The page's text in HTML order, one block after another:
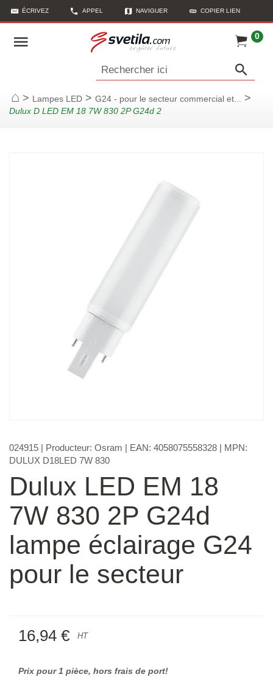
ÉCRIVEZ APPEL NAVIGUER COPIER LIEN
0
Rechercher ici
Page d'accueil
> Lampes LED > G24 - pour le secteur commercial et... >
Dulux D LED EM 18 7W 830 2P G24d 2
024915 | Producteur: Osram | EAN: 4058075558328 | MPN:
DULUX D18LED 7W 830
Dulux LED EM 18
7W 830 2P G24d
lampe éclairage G24
pour le secteur
16,94 € HT
Prix pour 1 pièce, hors frais de port!